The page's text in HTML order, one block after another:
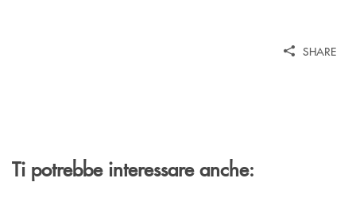
SHARE
Ti potrebbe interessare anche: